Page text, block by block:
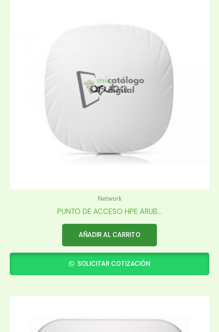
Network
PUNTO DE ACCESO HPE ARUB...
AÑADIR AL CARRITO
SOLICITAR COTIZACIÓN